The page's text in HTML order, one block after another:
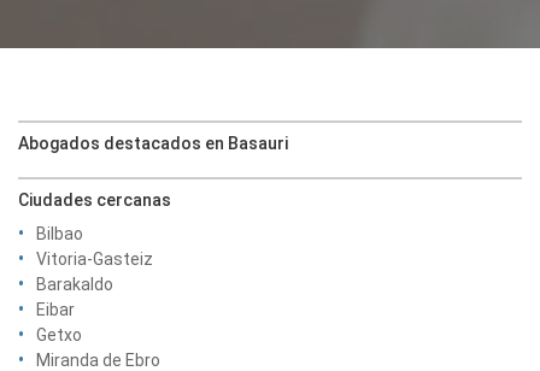
Abogados destacados en Basauri
Ciudades cercanas
Bilbao
Vitoria-Gasteiz
Barakaldo
Eibar
Getxo
Miranda de Ebro